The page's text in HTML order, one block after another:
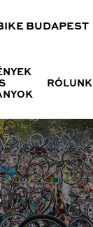
BUDAPEST
RÓLUNK